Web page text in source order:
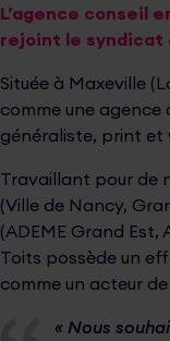
L’agence conseil
rejoint le syndicat
Située à Maxeville
comme une agence
généraliste, print et
Travaillant pour de
(Ville de Nancy,
(ADEME Grand Est,
Toits possède un
comme un acteur
« Nous